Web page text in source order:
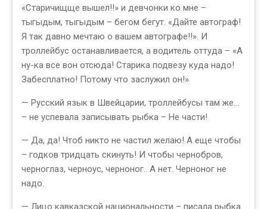
«Старичищще вышел!!» и девчонки ко мне –
тыгыдым, тыгыдым – бегом бегут. «Дайте автограф!
Я так давно мечтаю о вашем автографе!!». И
троллейбус останавливается, а водитель оттуда – «А
ну-ка все вон отсюда! Старика подвезу куда надо!
Забесплатно! Потому что заслужил он!»
— Русский язык в Швейцарии, троллейбусы там же…
– не успевала записывать рыбка – Не части!
— Да, да! Чтоб никто не частил желаю! А еще чтобы
– годков тридцать скинуть! И чтобы чернобров,
черноглаз, черноус, черноног.. А нет. Черноног не
надо.
— Лицо кавказской национальности – писала рыбка.